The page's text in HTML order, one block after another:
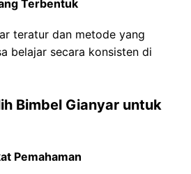
Terbentuk
teratur dan metode yang
belajar secara konsisten di
Bimbel Gianyar untuk
Pemahaman